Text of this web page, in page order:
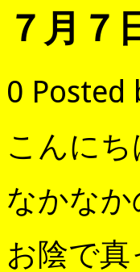
７月
0 Posted
こんにち
なかな
お陰で真